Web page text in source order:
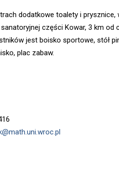
dodatkowe toalety i prysznice,
części Kowar, 3 km od
jest boisko sportowe, stół
plac zabaw.